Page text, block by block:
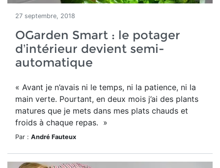
27 septembre, 2018
OGarden Smart : le potager
d’intérieur devient semi-
automatique
« Avant je n’avais ni le temps, ni la patience, ni la
main verte. Pourtant, en deux mois j’ai des plants
matures que je mets dans mes plats chauds et
froids à chaque repas. »
Par : André Fauteux